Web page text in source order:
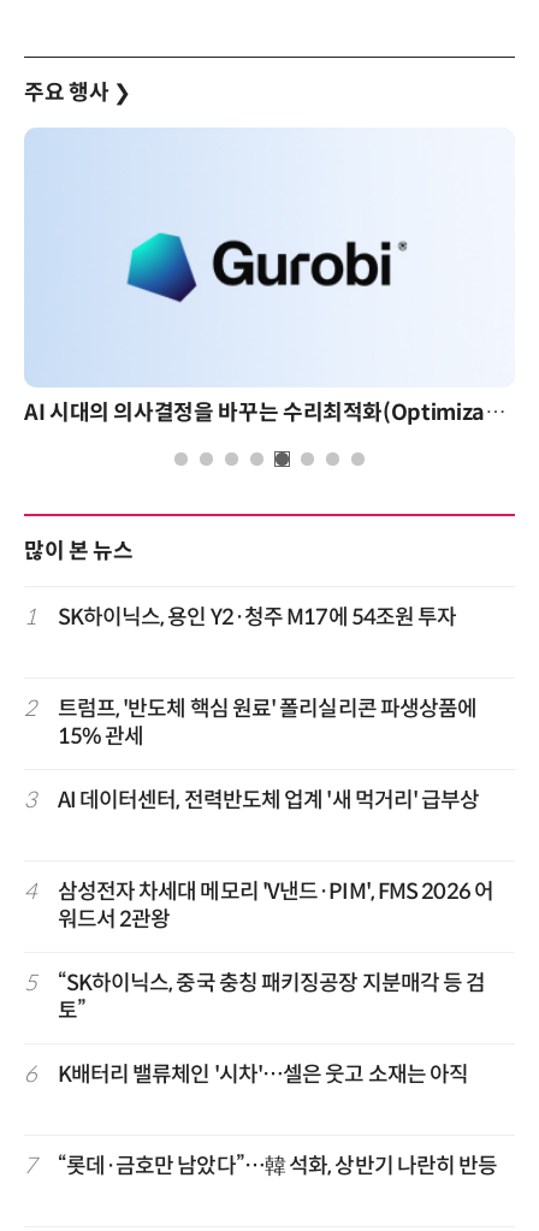
주요 행사 ❯
AI 시대의 의사결정을 바꾸는 수리최적화(Optimization): 실제 산업 적용 사례와 활용 전략
많이 본 뉴스
1 SK하이닉스, 용인 Y2·청주 M17에 54조원 투자
2
트럼프, '반도체 핵심 원료' 폴리실리콘 파생상품에
15% 관세
3 AI 데이터센터, 전력반도체 업계 '새 먹거리' 급부상
4
삼성전자 차세대 메모리 'V낸드·PIM', FMS 2026 어
워드서 2관왕
5
“SK하이닉스, 중국 충칭 패키징공장 지분매각 등 검
토”
6 K배터리 밸류체인 '시차'…셀은 웃고 소재는 아직
7 “롯데·금호만 남았다”…韓 석화, 상반기 나란히 반등